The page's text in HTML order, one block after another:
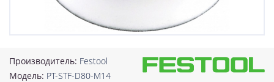
Производитель: Festool
Модель: PT-STF-D80-M14